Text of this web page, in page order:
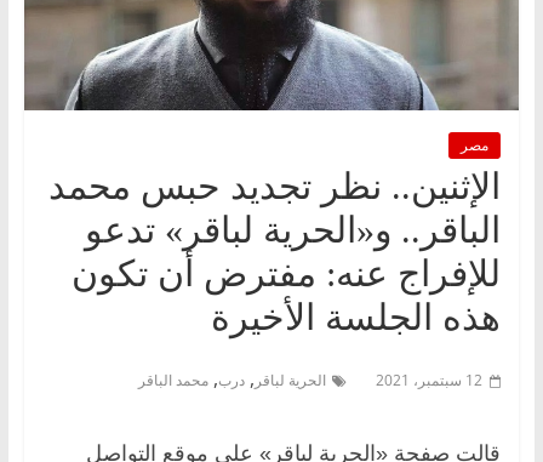
مصر
الإثنين.. نظر تجديد حبس محمد
الباقر.. و«الحرية لباقر» تدعو
للإفراج عنه: مفترض أن تكون
هذه الجلسة الأخيرة
12 سبتمبر، 2021 الحرية لباقر , درب, محمد الباقر
قالت صفحة «الحرية لباقر» على موقع التواصل